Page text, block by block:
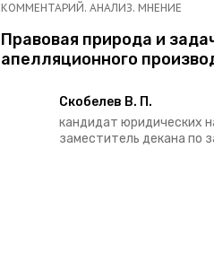
КОММЕНТАРИЙ. АНАЛИЗ. МНЕНИЕ
Правовая природа и
апелляционного
Скобелев В. П.
кандидат юридических
заместитель декана по